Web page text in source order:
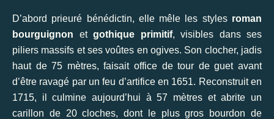
D’abord prieuré bénédictin, elle mêle les styles roman
bourguignon et gothique primitif, visibles dans ses
piliers massifs et ses voûtes en ogives. Son clocher, jadis
haut de 75 mètres, faisait office de tour de guet avant
d’être ravagé par un feu d’artifice en 1651. Reconstruit en
1715, il culmine aujourd’hui à 57 mètres et abrite un
carillon de 20 cloches, dont le plus gros bourdon de